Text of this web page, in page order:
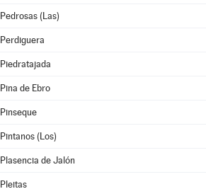
Pedrosas (Las)
Perdiguera
Piedratajada
Pina de Ebro
Pinseque
Pintanos (Los)
Plasencia de Jalón
Pleitas